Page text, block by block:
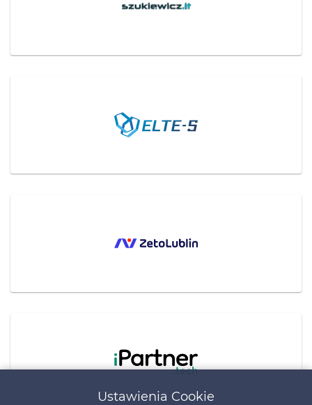
Ustawienia Cookie